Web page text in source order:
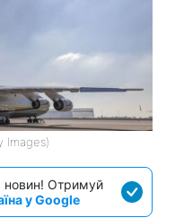
Images)
новин! Отримуй
у Google